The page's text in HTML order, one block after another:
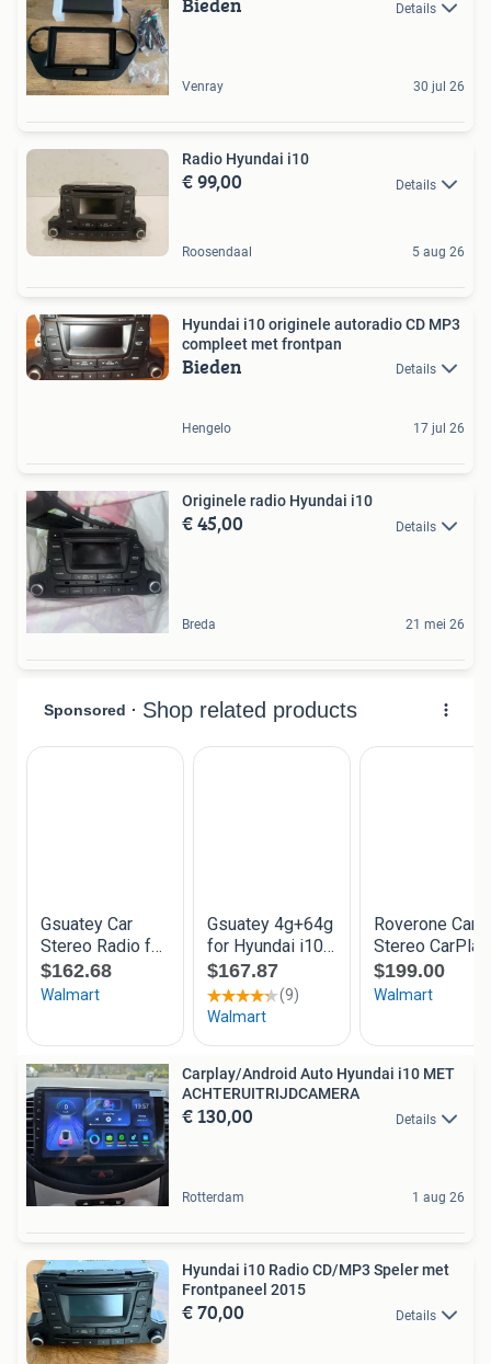
Details
Venray 30 jul 26
Radio Hyundai i10
€ 99,00 Details
Roosendaal 5 aug 26
Hyundai i10 originele autoradio CD MP3
compleet met frontpan
Bieden Details
Hengelo 17 jul 26
Originele radio Hyundai i10
€ 45,00 Details
Breda 21 mei 26
Carplay/Android Auto Hyundai i10 MET
ACHTERUITRIJDCAMERA
€ 130,00 Details
Rotterdam 1 aug 26
Hyundai i10 Radio CD/MP3 Speler met
Frontpaneel 2015
€ 70,00 Details